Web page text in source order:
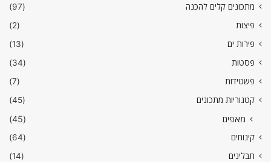
מתכונים קלים להכנה
(97)
פיצות
(2)
פירות ים
(13)
פסטות
(34)
פשטידות
(7)
קטגוריות מתכונים
(45)
מאפים (45)
קינוחים
(64)
תבלינים
(14)